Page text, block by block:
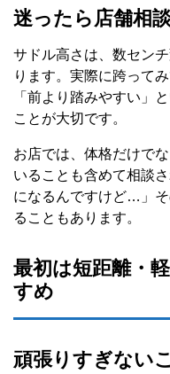
迷ったら店舗相
サドル高さは、数セン
ります。実際に跨って
「前より踏みやすい」
ことが大切です。
お店では、体格だけで
いることも含めて相談
になるんですけど…」
ることもあります。
最初は短距離・
すめ
頑張りすぎない